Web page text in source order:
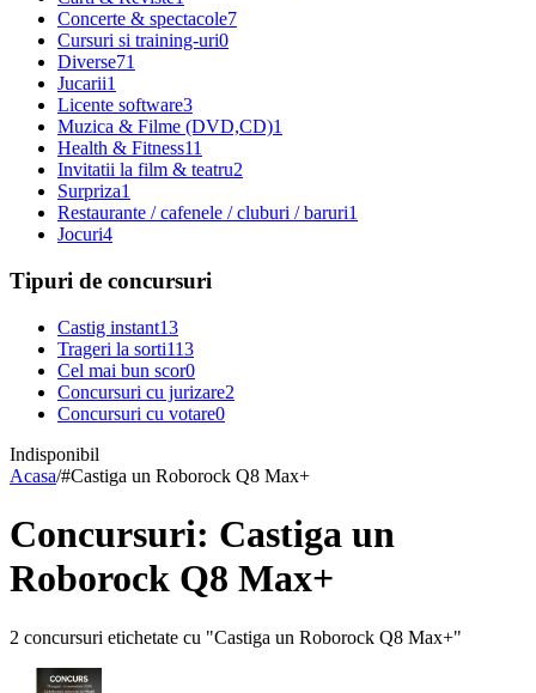
Concerte & spectacole7
Cursuri si training-uri0
Diverse71
Jucarii1
Licente software3
Muzica & Filme (DVD,CD)1
Health & Fitness11
Invitatii la film & teatru2
Surpriza1
Restaurante / cafenele / cluburi / baruri1
Jocuri4
Tipuri de concursuri
Castig instant13
Trageri la sorti113
Cel mai bun scor0
Concursuri cu jurizare2
Concursuri cu votare0
Indisponibil
Acasa/#Castiga un Roborock Q8 Max+
Concursuri: Castiga un
Roborock Q8 Max+
2 concursuri etichetate cu "Castiga un Roborock Q8 Max+"